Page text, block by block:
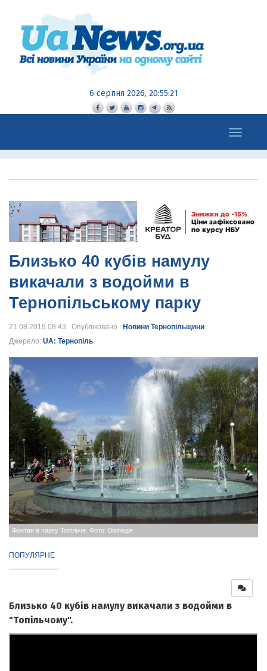
6 серпня 2026, 20:55:22
Toggle
navigation
Близько 40 кубів намулу
викачали з водойми в
Тернопільському парку
21.08.2019 08:43 Опубліковано : Новини Тернопільщини
Джерело: UA: Тернопіль
Фонтан в парку Топільче. Фото: Вікіпедія
ПОПУЛЯРНЕ
Близько 40 кубів намулу викачали з водойми в
"Топільчому".